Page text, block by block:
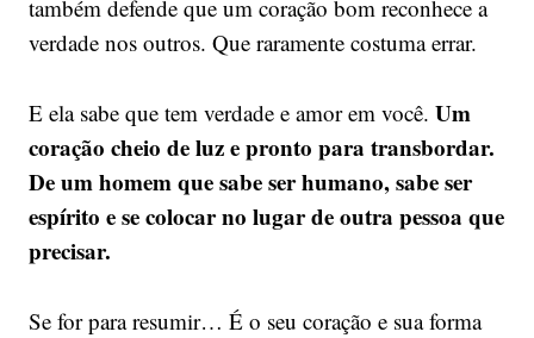
também defende que um coração bom reconhece a
verdade nos outros. Que raramente costuma errar.
E ela sabe que tem verdade e amor em você. Um
coração cheio de luz e pronto para transbordar.
De um homem que sabe ser humano, sabe ser
espírito e se colocar no lugar de outra pessoa que
precisar.
Se for para resumir… É o seu coração e sua forma